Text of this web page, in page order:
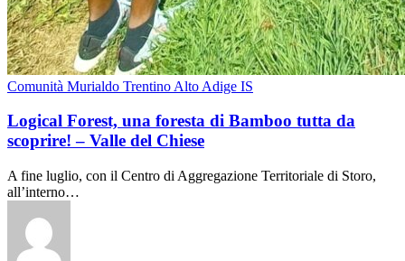
Comunità Murialdo Trentino Alto Adige IS
Logical Forest, una foresta di Bamboo tutta da
scoprire! – Valle del Chiese
A fine luglio, con il Centro di Aggregazione Territoriale di Storo,
all’interno…